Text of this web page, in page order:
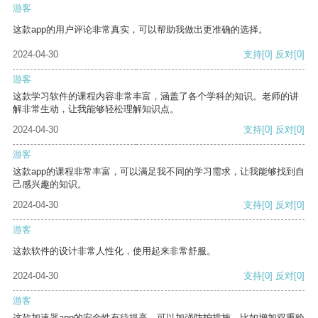
游客
这款app的用户评论非常真实，可以帮助我做出更准确的选择。
2024-04-30 支持[0] 反对[0]
游客
这款学习软件的课程内容非常丰富，涵盖了各个学科的知识。老师的讲
解非常生动，让我能够轻松理解知识点。
2024-04-30
支持[0] 反对[0]
游客
这款app的课程非常丰富，可以满足我不同的学习需求，让我能够找到自
己感兴趣的知识。
2024-04-30
支持[0] 反对[0]
游客
这款软件的设计非常人性化，使用起来非常舒服。
2024-04-30 支持[0] 反对[0]
游客